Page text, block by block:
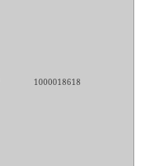
1000018618